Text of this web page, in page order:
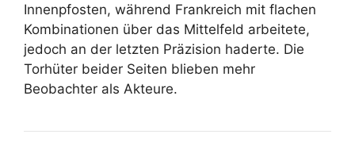
Innenpfosten, während Frankreich mit flachen
Kombinationen über das Mittelfeld arbeitete,
jedoch an der letzten Präzision haderte. Die
Torhüter beider Seiten blieben mehr
Beobachter als Akteure.